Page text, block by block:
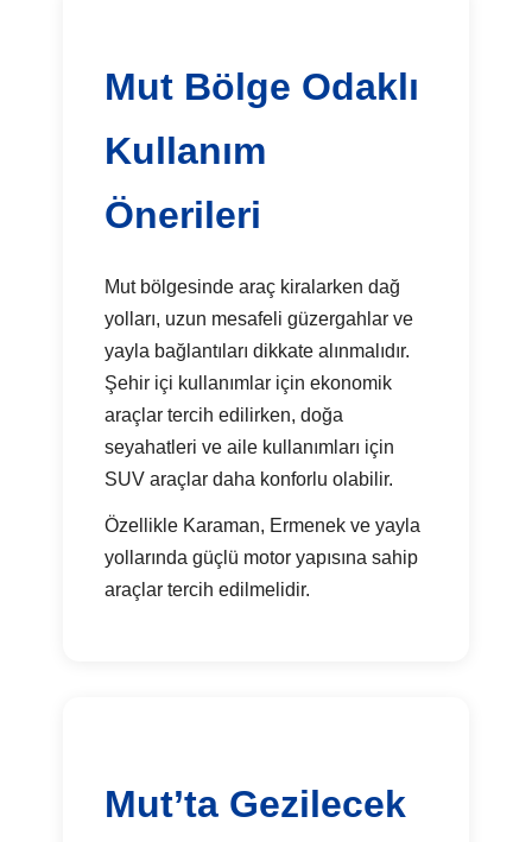
Mut Bölge Odaklı
Kullanım
Önerileri
Mut bölgesinde araç kiralarken dağ
yolları, uzun mesafeli güzergahlar ve
yayla bağlantıları dikkate alınmalıdır.
Şehir içi kullanımlar için ekonomik
araçlar tercih edilirken, doğa
seyahatleri ve aile kullanımları için
SUV araçlar daha konforlu olabilir.
Özellikle Karaman, Ermenek ve yayla
yollarında güçlü motor yapısına sahip
araçlar tercih edilmelidir.
Mut’ta Gezilecek